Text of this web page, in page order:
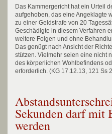
Das Kammergericht hat ein Urteil
aufgehoben, das eine Angeklagte
zu einer Geldstrafe von 20
Geschädigte in diesem Verfahren
weitere Folgen und ohne
Das genügt nach Ansicht der
stützen. Vielmehr seien eine nicht
des körperlichen Wohlbefindens
erforderlich. (KG 17.12.13, 121 Ss
Sekunden darf mit
werden